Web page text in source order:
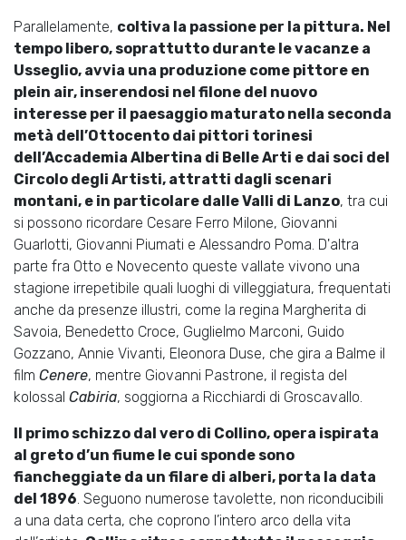
Parallelamente, coltiva la passione per la pittura. Nel
tempo libero, soprattutto durante le vacanze a
Usseglio, avvia una produzione come pittore en
plein air, inserendosi nel filone del nuovo
interesse per il paesaggio maturato nella seconda
metà dell’Ottocento dai pittori torinesi
dell’Accademia Albertina di Belle Arti e dai soci del
Circolo degli Artisti, attratti dagli scenari
montani, e in particolare dalle Valli di Lanzo, tra cui
si possono ricordare Cesare Ferro Milone, Giovanni
Guarlotti, Giovanni Piumati e Alessandro Poma. D'altra
parte fra Otto e Novecento queste vallate vivono una
stagione irrepetibile quali luoghi di villeggiatura, frequentati
anche da presenze illustri, come la regina Margherita di
Savoia, Benedetto Croce, Guglielmo Marconi, Guido
Gozzano, Annie Vivanti, Eleonora Duse, che gira a Balme il
film Cenere, mentre Giovanni Pastrone, il regista del
kolossal Cabiria, soggiorna a Ricchiardi di Groscavallo.
Il primo schizzo dal vero di Collino, opera ispirata
al greto d’un fiume le cui sponde sono
fiancheggiate da un filare di alberi, porta la data
del 1896 . Seguono numerose tavolette, non riconducibili
a una data certa, che coprono l’intero arco della vita